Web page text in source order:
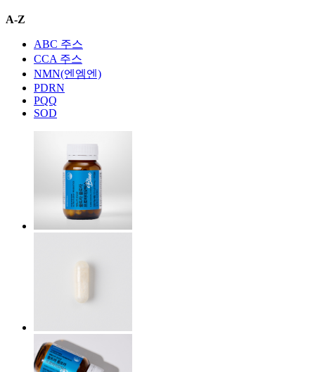
A-Z
ABC 주스
CCA 주스
NMN(엔엠엔)
PDRN
PQQ
SOD